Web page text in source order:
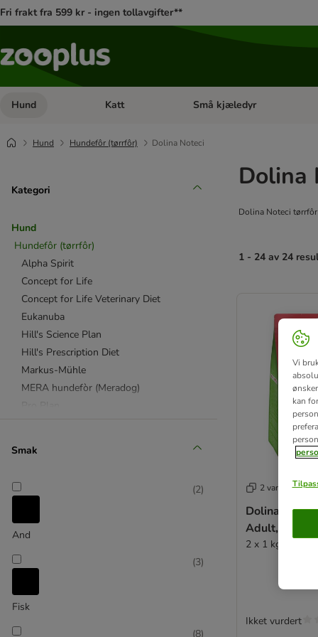
Fri frakt fra 599 kr - ingen tollavgifter**
Hund Åpne kategorimeny: Hund
Katt Åpne kategorimeny: Katt
Små kjæledyr
Hund Hundefôr (tørrfôr) Dolina Noteci
Kategori
Hund
Hundefôr (tørrfôr)
Alpha Spirit
Concept for Life
Concept for Life Veterinary Diet
Eukanuba
Hill's Science Plan
Hill's Prescription Diet
Markus-Mühle
MERA hundefòr (Meradog)
Royal Canin Veterinary Diet
Wolf of Wilderness
Affinity Advance
Affinity Libra
Smak
And
(2)
Fisk
(3)
(8)
Dolina
Dolina Noteci
1 - 24 av 24
2 varianter
Dolina
Adult, med
2 x 1 kg
Ikket vurdert
Vi
kan